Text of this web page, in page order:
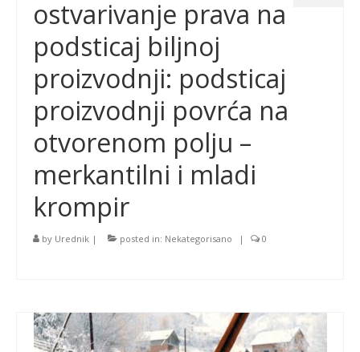
ostvarivanje prava na
podsticaj biljnoj
proizvodnji: podsticaj
proizvodnji povrća na
otvorenom polju –
merkantilni i mladi
krompir
by Urednik | posted in: Nekategorisano | 0